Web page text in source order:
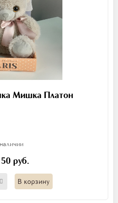
Мишка Платон
руб.
В корзину